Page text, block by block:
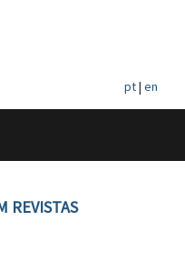
pt| en
REVISTAS